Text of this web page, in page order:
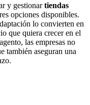
y gestionartiendas
opciones disponibles.
lo convierten en
que quiera crecer en el
las empresas no
también aseguran una